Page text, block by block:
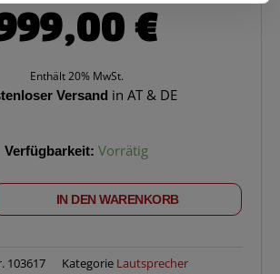
€
Enthält 20% MwSt.
Versand in AT & DE
Verfügbarkeit: Vorrätig
IN DEN WARENKORB
103617 Kategorie Lautsprecher